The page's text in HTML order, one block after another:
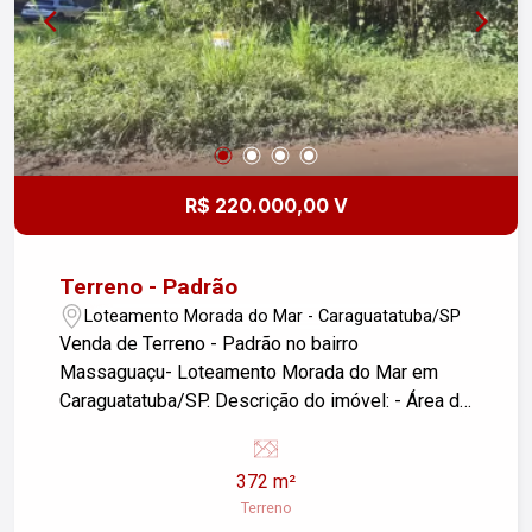
R$ 220.000,00 V
Terreno - Padrão
Loteamento Morada do Mar - Caraguatatuba/SP
Venda de Terreno - Padrão no bairro
Massaguaçu- Loteamento Morada do Mar em
Caraguatatuba/SP. Descrição do imóvel: - Área do
bairro Loteamento Morada do Mar - Terreno plano
e pronto para construir - Próximo a comércios,
escolas, restaurantes e praias - Ideal para
372 m²
Terreno